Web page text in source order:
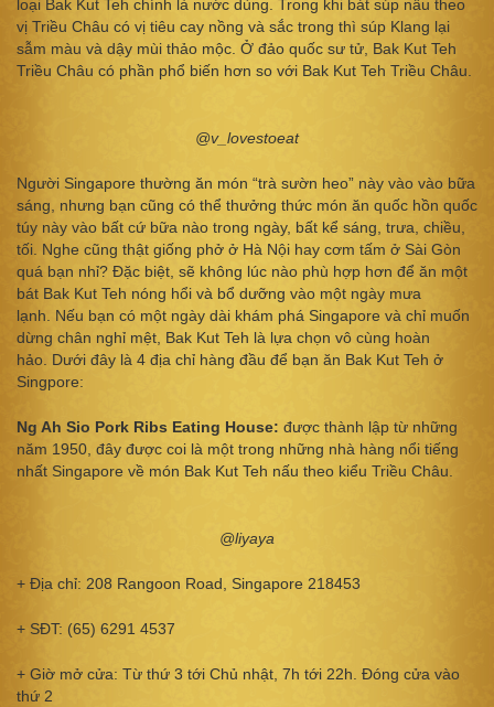
loại Bak Kut Teh chính là nước dùng. Trong khi bát súp nấu theo
vị Triều Châu có vị tiêu cay nồng và sắc trong thì súp Klang lại
sẫm màu và dậy mùi thảo mộc. Ở đảo quốc sư tử, Bak Kut Teh
Triều Châu có phần phổ biến hơn so với Bak Kut Teh Triều Châu.
@v_lovestoeat
Người Singapore thường ăn món “trà sườn heo” này vào vào bữa
sáng, nhưng bạn cũng có thể thưởng thức món ăn quốc hồn quốc
túy này vào bất cứ bữa nào trong ngày, bất kể sáng, trưa, chiều,
tối. Nghe cũng thật giống phở ở Hà Nội hay cơm tấm ở Sài Gòn
quá bạn nhỉ? Đặc biệt, sẽ không lúc nào phù hợp hơn để ăn một
bát Bak Kut Teh nóng hổi và bổ dưỡng vào một ngày mưa
lạnh. Nếu bạn có một ngày dài khám phá Singapore và chỉ muốn
dừng chân nghỉ mệt, Bak Kut Teh là lựa chọn vô cùng hoàn
hảo. Dưới đây là 4 địa chỉ hàng đầu để bạn ăn Bak Kut Teh ở
Singpore:
Ng Ah Sio Pork Ribs Eating House: được thành lập từ những
năm 1950, đây được coi là một trong những nhà hàng nổi tiếng
nhất Singapore về món Bak Kut Teh nấu theo kiểu Triều Châu.
@liyaya
+ Địa chỉ: 208 Rangoon Road, Singapore 218453
+ SĐT: (65) 6291 4537
+ Giờ mở cửa: Từ thứ 3 tới Chủ nhật, 7h tới 22h. Đóng cửa vào
thứ 2